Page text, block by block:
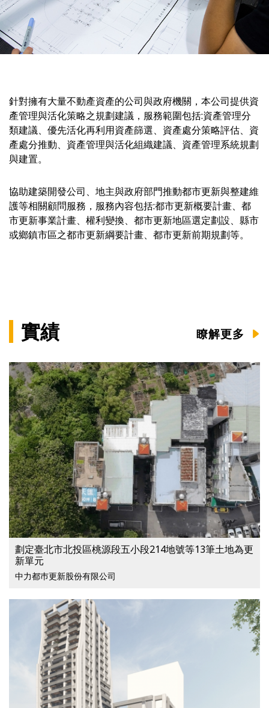
針對擁有大量不動產資產的公司與政府機關，本公司提供資
產管理與活化策略之規劃建議，服務範圍包括:資產管理分
類建議、優先活化再利用資產篩選、資產處分策略評估、資
產處分推動、資產管理與活化組織建議、資產管理系統規劃
與建置。
協助建築開發公司、地主與政府部門推動都市更新與整建維
護等相關顧問服務，服務內容包括:都市更新概要計畫、都
市更新事業計畫、權利變換、都市更新地區選定劃設、縣市
或鄉鎮市區之都市更新綱要計畫、都市更新前期規劃等。
實績 瞭解更多
劃定臺北市北投區桃源段五小段214地號等13筆土地為更
新單元
中力都巿更新股份有限公司